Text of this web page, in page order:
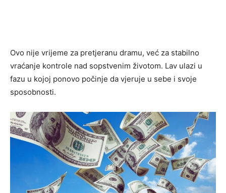
Ovo nije vrijeme za pretjeranu dramu, već za stabilno
vraćanje kontrole nad sopstvenim životom. Lav ulazi u
fazu u kojoj ponovo počinje da vjeruje u sebe i svoje
sposobnosti.